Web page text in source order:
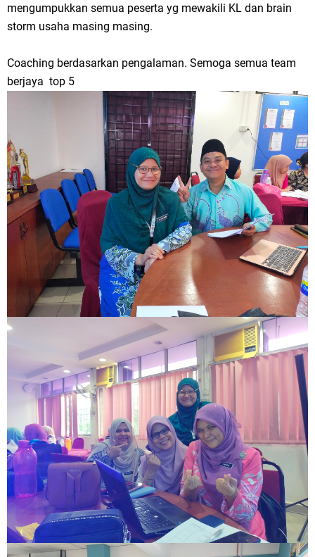
mengumpukkan semua peserta yg mewakili KL dan brain
storm usaha masing masing.
Coaching berdasarkan pengalaman. Semoga semua team
berjaya top 5